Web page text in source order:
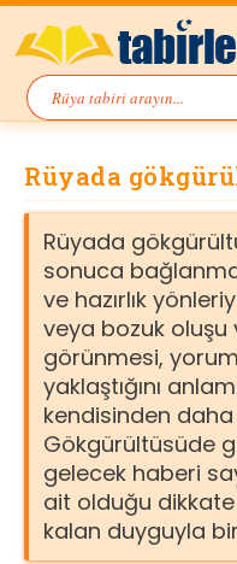
Rüyada
Rüyada
sonuca
ve hazırlık
veya bozuk oluşu
görünmesi,
yaklaştığını
kendisinden daha
Gökgürültüsüde
gelecek haberi
ait olduğu dikkate
kalan duyguyla